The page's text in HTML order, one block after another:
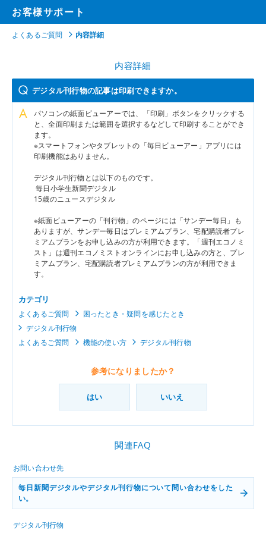
お客様サポート
よくあるご質問 内容詳細
内容詳細
デジタル刊行物の記事は印刷できますか。
パソコンの紙面ビューアーでは、「印刷」ボタンをクリックする
と、全面印刷または範囲を選択するなどして印刷することができ
ます。
※スマートフォンやタブレットの「毎日ビューアー」アプリには
印刷機能はありません。
デジタル刊行物とは以下のものです。
毎日小学生新聞デジタル
15歳のニュースデジタル
※紙面ビューアーの「刊行物」のページには「サンデー毎日」も
ありますが、サンデー毎日はプレミアムプラン、宅配購読者プレ
ミアムプランをお申し込みの方が利用できます。「週刊エコノミ
スト」は週刊エコノミストオンラインにお申し込みの方と、プレ
ミアムプラン、宅配購読者プレミアムプランの方が利用できま
す。
カテゴリ
よくあるご質問
困ったとき・疑問を感じたとき
デジタル刊行物
よくあるご質問
機能の使い方 デジタル刊行物
参考になりましたか？
はい いいえ
関連FAQ
お問い合わせ先
毎日新聞デジタルやデジタル刊行物について問い合わせをした
い。
デジタル刊行物